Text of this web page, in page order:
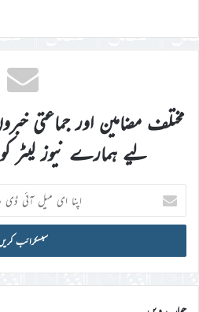
مختلف مضامین اور جماعتی
لیے ہمارے نیوز لیٹر
اپنا
ای
میل
ڈی
درج
کریں